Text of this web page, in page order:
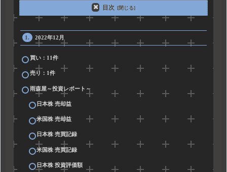
目次
2022年12月
買い：11件
売り：1件
雨森屋～投資レポート～
日本株 売却益
米国株 売却益
日本株 売買記録
米国株 売買記録
日本株 投資評価額